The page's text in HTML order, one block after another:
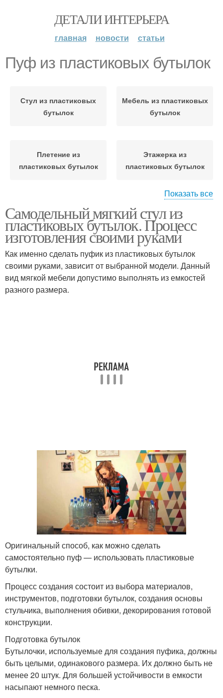
ДЕТАЛИ ИНТЕРЬЕРА
главная новости статьи
Пуф из пластиковых бутылок
Стул из пластиковых
бутылок
Мебель из пластиковых
бутылок
Плетение из
пластиковых бутылок
Этажерка из
пластиковых бутылок
Столик из пластиковых
бутылок
Кресло из пластиковых
бутылок
Литровые бутылки Мобильный пуф
Лежак из пластиковых
Пуфик из пластиковых
Квадратный пуф
Кровать из
пластиковых бутылок
Пластиковые бутылки
Бескаркасный пуф Пуф из покрышки
Пуф из фанеры
пластиковой бутылки
Полив из пластиковых
Показать все
Самодельный мягкий стул из
пластиковых бутылок. Процесс
изготовления своими руками
Как именно сделать пуфик из пластиковых бутылок
своими руками, зависит от выбранной модели. Данный
вид мягкой мебели допустимо выполнять из емкостей
разного размера.
Оригинальный способ, как можно сделать
самостоятельно пуф — использовать пластиковые
бутылки.
Процесс создания состоит из выбора материалов,
инструментов, подготовки бутылок, создания основы
стульчика, выполнения обивки, декорирования готовой
конструкции.
Подготовка бутылок
Бутылочки, используемые для создания пуфика, должны
быть целыми, одинакового размера. Их должно быть не
менее 20 штук. Для большей устойчивости в емкости
насыпают немного песка.